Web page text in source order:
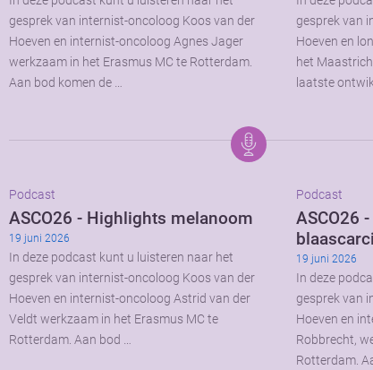
gesprek van internist-oncoloog Koos van der
Hoeven en internist-oncoloog Agnes Jager
werkzaam in het Erasmus MC te Rotterdam.
Aan bod komen de …
gesprek van
Hoeven en
het
laatste
Podcast
ASCO26 - Highlights melanoom
19 juni 2026
In deze podcast kunt u luisteren naar het
gesprek van internist-oncoloog Koos van der
Hoeven en internist-oncoloog Astrid van der
Veldt werkzaam in het Erasmus MC te
Rotterdam. Aan bod …
Podcast
ASCO26
19 juni 2026
In deze
gesprek van
Hoeven en
Robbrecht,
Rotterdam.